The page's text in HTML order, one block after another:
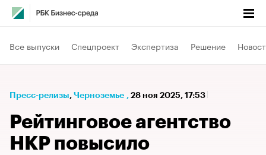
Все выпуски Спецпроект Экспертиза Решение
Пресс-релизы⁠, Черноземье , 28 ноя 2025, 17:53
Рейтинговое агентство
НКР повысило